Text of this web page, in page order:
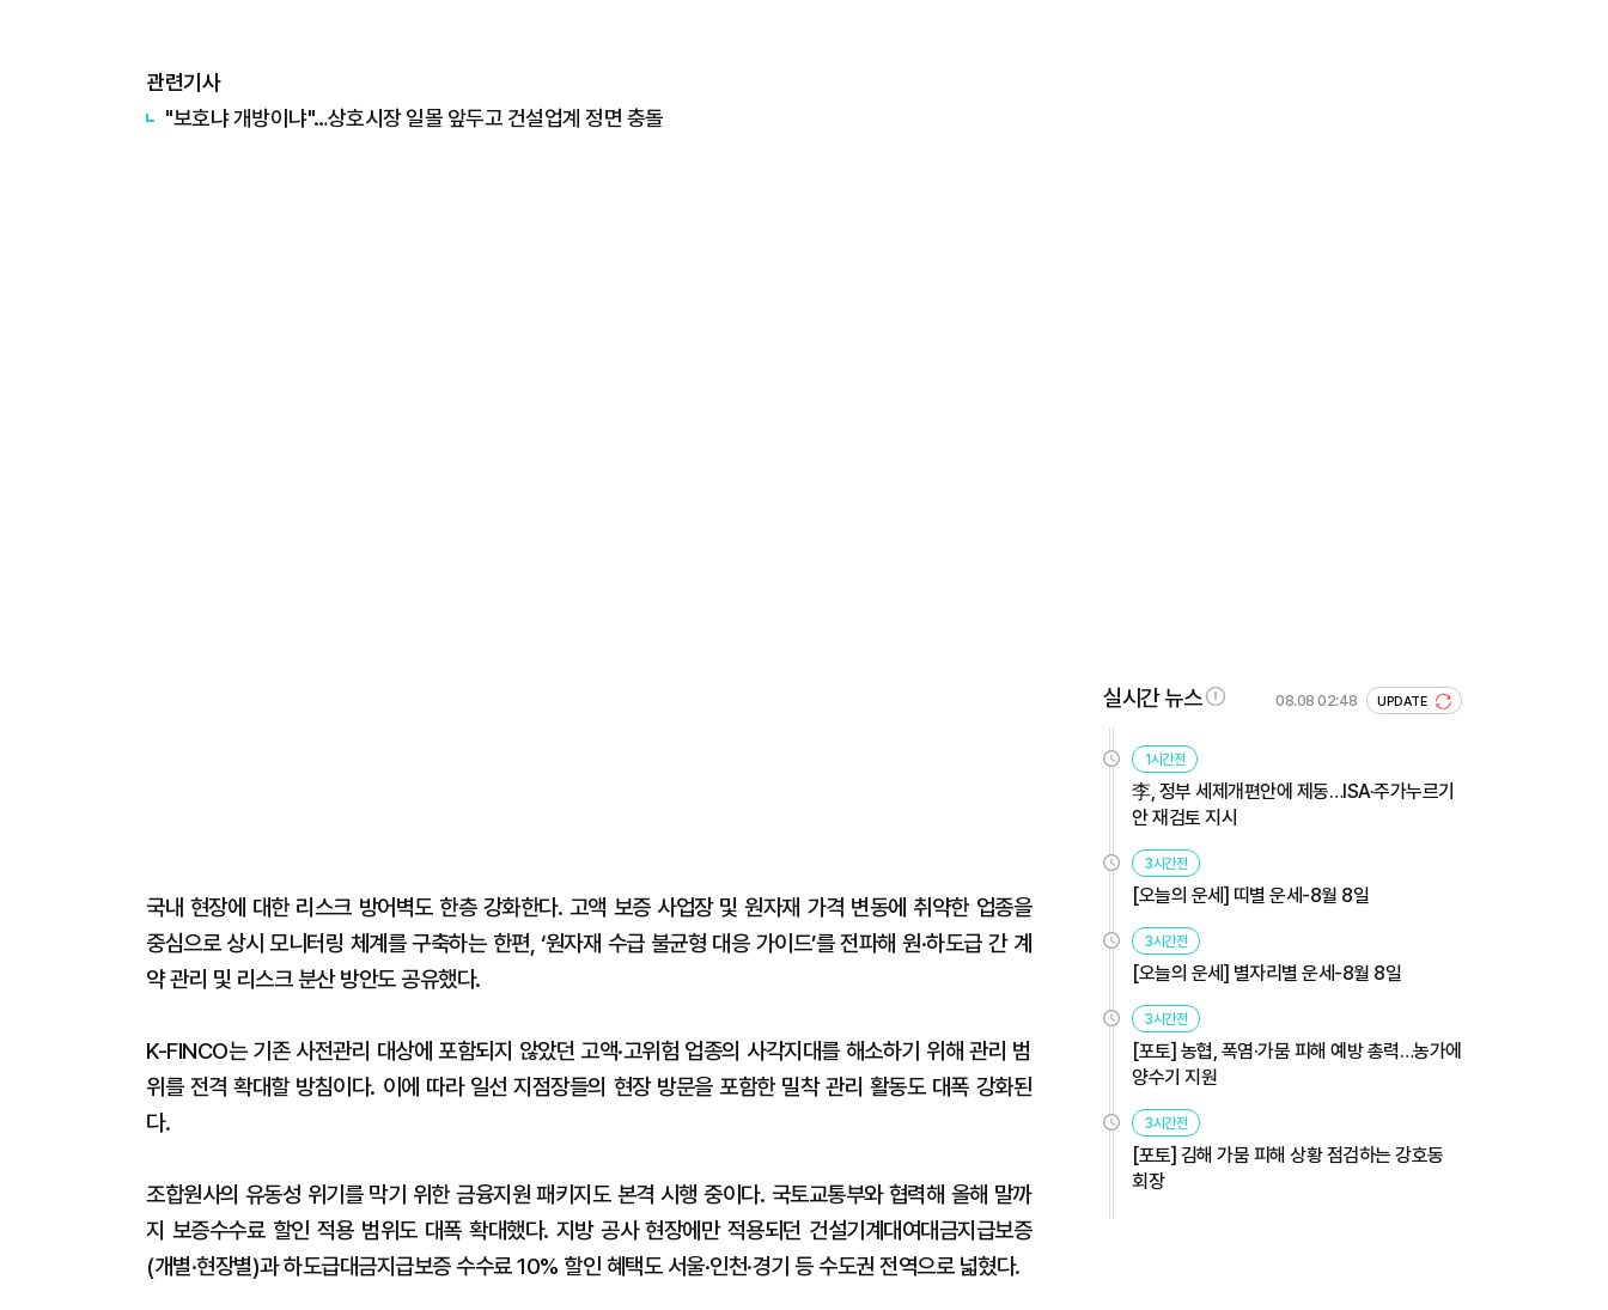
관련기사
"보호냐 개방이냐"…상호시장 일몰 앞두고 건설업계 정면 충돌
국내 현장에 대한 리스크 방어벽도 한층 강화한다. 고액 보증 사업장 및 원자재 가격 변동에 취약한 업종을
중심으로 상시 모니터링 체계를 구축하는 한편, ‘원자재 수급 불균형 대응 가이드’를 전파해 원·하도급 간 계
약 관리 및 리스크 분산 방안도 공유했다.
K-FINCO는 기존 사전관리 대상에 포함되지 않았던 고액·고위험 업종의 사각지대를 해소하기 위해 관리 범
위를 전격 확대할 방침이다. 이에 따라 일선 지점장들의 현장 방문을 포함한 밀착 관리 활동도 대폭 강화된
다.
조합원사의 유동성 위기를 막기 위한 금융지원 패키지도 본격 시행 중이다. 국토교통부와 협력해 올해 말까
지 보증수수료 할인 적용 범위도 대폭 확대했다. 지방 공사 현장에만 적용되던 건설기계대여대금지급보증
(개별·현장별)과 하도급대금지급보증 수수료 10% 할인 혜택도 서울·인천·경기 등 수도권 전역으로 넓혔다.
실시간 뉴스 08.08 02:48 UPDATE
1시간전
李, 정부 세제개편안에 제동…ISA·주가누르기
안 재검토 지시
3시간전
[오늘의 운세] 띠별 운세-8월 8일
3시간전
[오늘의 운세] 별자리별 운세-8월 8일
3시간전
[포토] 농협, 폭염·가뭄 피해 예방 총력…농가에
양수기 지원
3시간전
[포토] 김해 가뭄 피해 상황 점검하는 강호동
회장